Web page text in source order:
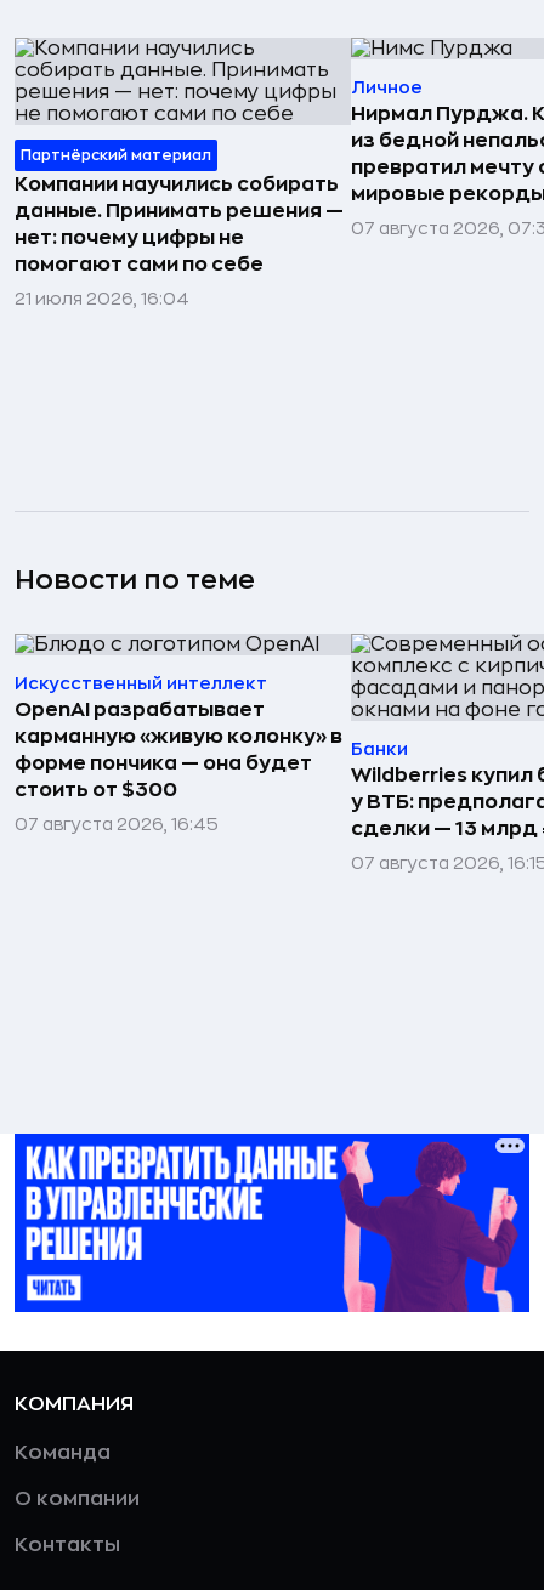
Партнёрский материал
Компании научились собирать
данные. Принимать решения —
нет: почему цифры не
помогают сами по себе
21 июля 2026, 16:04
Личное
Нирмал Пурджа.
из бедной
превратил мечту
мировые рекорды
07 августа 2026,
Новости по теме
Искусственный интеллект
OpenAI разрабатывает
карманную «живую колонку» в
форме пончика — она будет
стоить от $300
07 августа 2026, 16:45
Банки
Wildberries купил
у ВТБ:
сделки — 13 млрд
07 августа 2026,
КОМПАНИЯ
Команда
О компании
Контакты